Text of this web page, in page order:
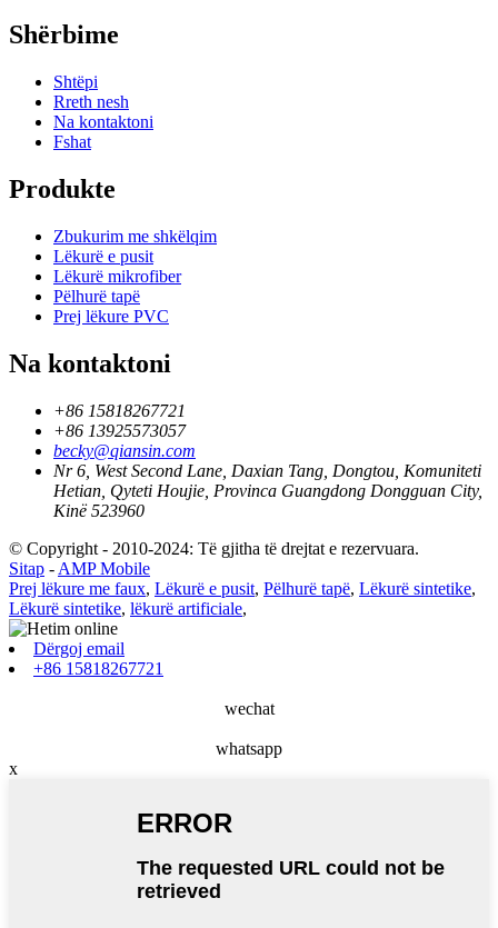
Shërbime
Shtëpi
Rreth nesh
Na kontaktoni
Fshat
Produkte
Zbukurim me shkëlqim
Lëkurë e pusit
Lëkurë mikrofiber
Pëlhurë tapë
Prej lëkure PVC
Na kontaktoni
+86 15818267721
+86 13925573057
becky@qiansin.com
Nr 6, West Second Lane, Daxian Tang, Dongtou, Komuniteti
Hetian, Qyteti Houjie, Provinca Guangdong Dongguan City,
Kinë 523960
© Copyright - 2010-2024: Të gjitha të drejtat e rezervuara.
Sitap - AMP Mobile
Prej lëkure me faux, Lëkurë e pusit, Pëlhurë tapë, Lëkurë sintetike,
Lëkurë sintetike, lëkurë artificiale,
Dërgoj email
+86 15818267721
wechat
whatsapp
x